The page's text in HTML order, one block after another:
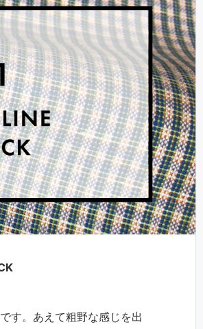
す。あえて粗野な感じを出